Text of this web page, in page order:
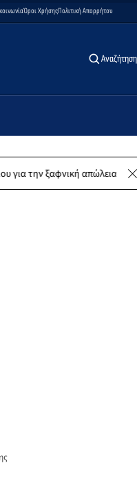
Όροι ΧρήσηςΠολιτική Απορρήτου
Αναζήτηση
απώλεια του Δημήτρη